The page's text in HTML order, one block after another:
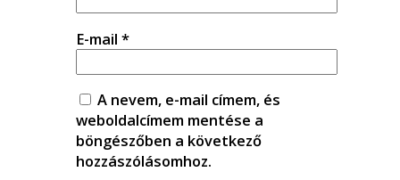
E-mail *
A nevem, e-mail címem, és
weboldalcímem mentése a
böngészőben a következő
hozzászólásomhoz.